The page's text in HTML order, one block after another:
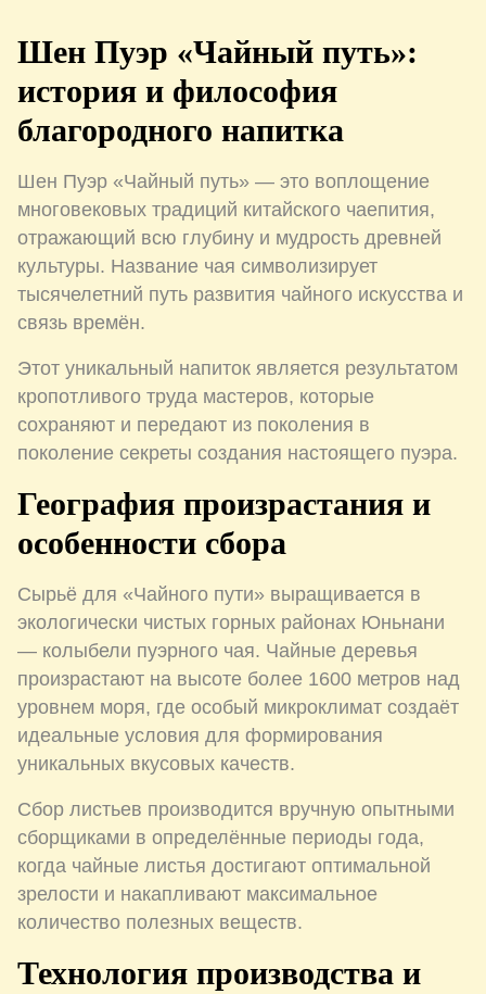
Шен Пуэр «Чайный путь»:
история и философия
благородного напитка
Шен Пуэр «Чайный путь» — это воплощение
многовековых традиций китайского чаепития,
отражающий всю глубину и мудрость древней
культуры. Название чая символизирует
тысячелетний путь развития чайного искусства и
связь времён.
Этот уникальный напиток является результатом
кропотливого труда мастеров, которые
сохраняют и передают из поколения в
поколение секреты создания настоящего пуэра.
География произрастания и
особенности сбора
Сырьё для «Чайного пути» выращивается в
экологически чистых горных районах Юньнани
— колыбели пуэрного чая. Чайные деревья
произрастают на высоте более 1600 метров над
уровнем моря, где особый микроклимат создаёт
идеальные условия для формирования
уникальных вкусовых качеств.
Сбор листьев производится вручную опытными
сборщиками в определённые периоды года,
когда чайные листья достигают оптимальной
зрелости и накапливают максимальное
количество полезных веществ.
Технология производства и